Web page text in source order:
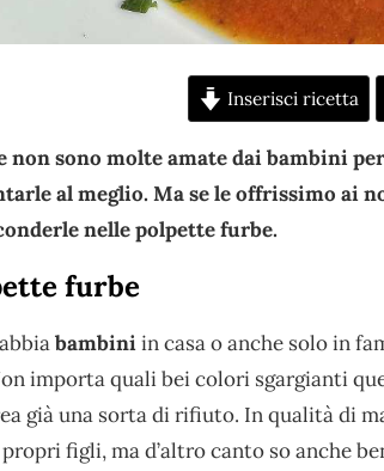
Inserisci ricetta
non sono molte amate dai bambini
al meglio. Ma se le offrissimo ai
nelle polpette furbe.
furbe
bambiniin casa o anche solo in
importa quali bei colori sgargianti
già una sorta di rifiuto. In qualità di
figli, ma d’altro canto so anche